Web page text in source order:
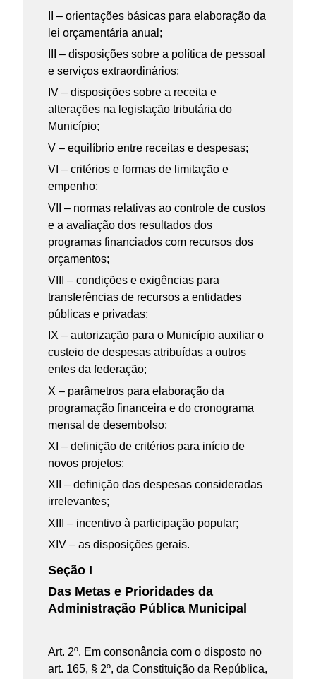
II – orientações básicas para elaboração da
lei orçamentária anual;
III – disposições sobre a política de pessoal
e serviços extraordinários;
IV – disposições sobre a receita e
alterações na legislação tributária do
Município;
V – equilíbrio entre receitas e despesas;
VI – critérios e formas de limitação e
empenho;
VII – normas relativas ao controle de custos
e a avaliação dos resultados dos
programas financiados com recursos dos
orçamentos;
VIII – condições e exigências para
transferências de recursos a entidades
públicas e privadas;
IX – autorização para o Município auxiliar o
custeio de despesas atribuídas a outros
entes da federação;
X – parâmetros para elaboração da
programação financeira e do cronograma
mensal de desembolso;
XI – definição de critérios para início de
novos projetos;
XII – definição das despesas consideradas
irrelevantes;
XIII – incentivo à participação popular;
XIV – as disposições gerais.
Seção I
Das Metas e Prioridades da
Administração Pública Municipal
Art. 2º. Em consonância com o disposto no
art. 165, § 2º, da Constituição da República,